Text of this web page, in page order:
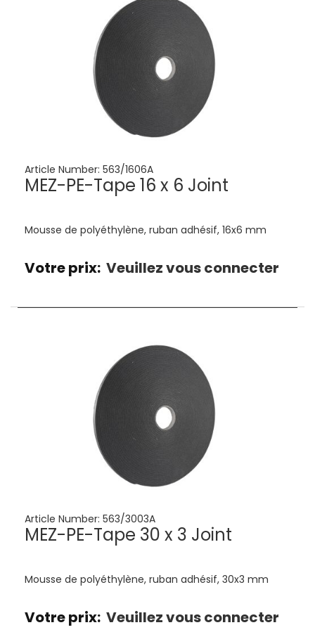
Article Number: 563/1606A
MEZ-PE-Tape 16 x 6 Joint
Mousse de polyéthylène, ruban adhésif, 16x6 mm
Votre prix: Veuillez vous connecter
Article Number: 563/3003A
MEZ-PE-Tape 30 x 3 Joint
Mousse de polyéthylène, ruban adhésif, 30x3 mm
Votre prix: Veuillez vous connecter